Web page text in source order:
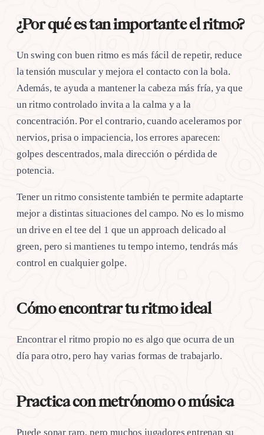
¿Por qué es tan importante el ritmo?
Un swing con buen ritmo es más fácil de repetir, reduce
la tensión muscular y mejora el contacto con la bola.
Además, te ayuda a mantener la cabeza más fría, ya que
un ritmo controlado invita a la calma y a la
concentración. Por el contrario, cuando aceleramos por
nervios, prisa o impaciencia, los errores aparecen:
golpes descentrados, mala dirección o pérdida de
potencia.
Tener un ritmo consistente también te permite adaptarte
mejor a distintas situaciones del campo. No es lo mismo
un drive en el tee del 1 que un approach delicado al
green, pero si mantienes tu tempo interno, tendrás más
control en cualquier golpe.
Cómo encontrar tu ritmo ideal
Encontrar el ritmo propio no es algo que ocurra de un
día para otro, pero hay varias formas de trabajarlo.
Practica con metrónomo o música
Puede sonar raro, pero muchos jugadores entrenan su